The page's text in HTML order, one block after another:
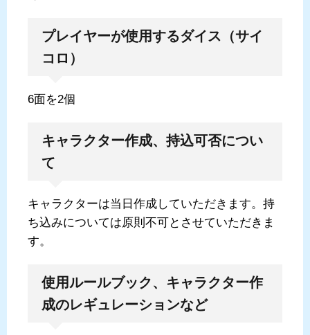
プレイヤーが使用するダイス（サイ
コロ）
6面を2個
キャラクター作成、持込可否につい
て
キャラクターは当日作成していただきます。持
ち込みについては原則不可とさせていただきま
す。
使用ルールブック、キャラクター作
成のレギュレーションなど